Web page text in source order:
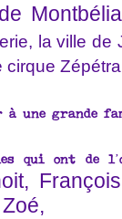
la ville
cirque
à une grande
qui ont de